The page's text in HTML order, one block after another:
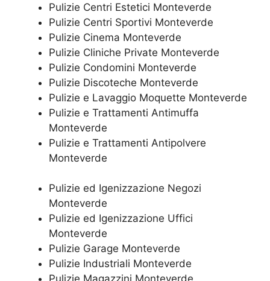
Pulizie Centri Estetici Monteverde
Pulizie Centri Sportivi Monteverde
Pulizie Cinema Monteverde
Pulizie Cliniche Private Monteverde
Pulizie Condomini Monteverde
Pulizie Discoteche Monteverde
Pulizie e Lavaggio Moquette Monteverde
Pulizie e Trattamenti Antimuffa
Monteverde
Pulizie e Trattamenti Antipolvere
Monteverde
Pulizie ed Igenizzazione Negozi
Monteverde
Pulizie ed Igenizzazione Uffici
Monteverde
Pulizie Garage Monteverde
Pulizie Industriali Monteverde